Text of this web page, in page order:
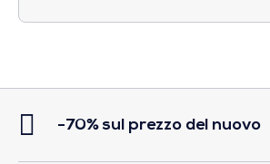
-70% sul prezzo del nuovo